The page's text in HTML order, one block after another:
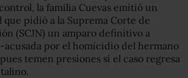
la familia Cuevas emitió un
pidió a la Suprema Corte de
(SCJN) un amparo definitivo a
acusada por el homicidio del hermano
temen presiones si el caso regresa